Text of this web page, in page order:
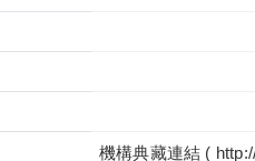
機構典藏連結 (